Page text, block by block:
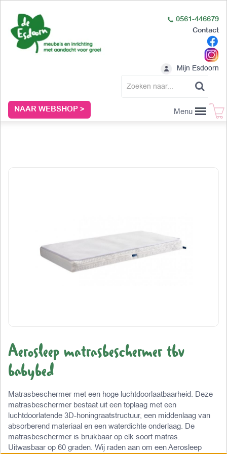
NAAR WEBSHOP >
0561-446679
Contact
Mijn Esdoorn
Menu
Aerosleep matrasbeschermer tbv
babybed
Matrasbeschermer met een hoge luchtdoorlaatbaarheid. Deze
matrasbeschermer bestaat uit een toplaag met een
luchtdoorlatende 3D-honingraatstructuur, een middenlaag van
absorberend materiaal en een waterdichte onderlaag. De
matrasbeschermer is bruikbaar op elk soort matras.
Uitwasbaar op 60 graden. Wij raden aan om een Aerosleep